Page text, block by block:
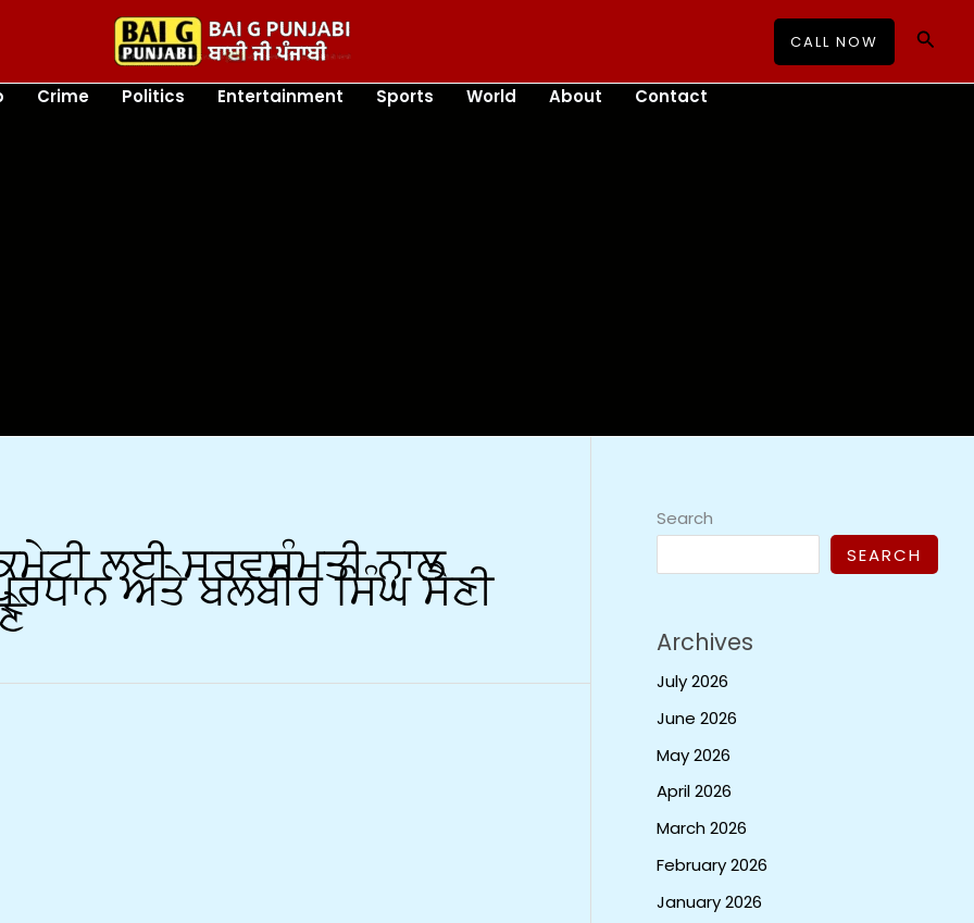
CALL NOW
Crime Politics Entertainment Sports World About Contact
ਲਈ ਸਰਵਸੰਮਤੀ ਨਾਲ
ਅਤੇ ਬਲਬੀਰ ਸਿੰਘ ਸੈਣੀ
Search
SEARCH
Archives
July 2026
June 2026
May 2026
April 2026
March 2026
February 2026
January 2026